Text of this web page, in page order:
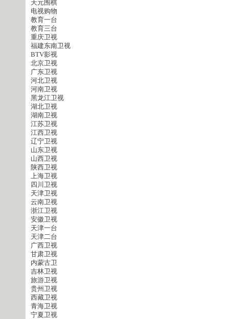
天元围棋
电视购物
教育一台
教育三台
重庆卫视
福建东南卫视
BTV影视
北京卫视
广东卫视
河北卫视
河南卫视
黑龙江卫视
湖北卫视
湖南卫视
江苏卫视
江西卫视
辽宁卫视
山东卫视
山西卫视
陕西卫视
上海卫视
四川卫视
天津卫视
云南卫视
浙江卫视
安徽卫视
天津一台
天津二台
广西卫视
甘肃卫视
内蒙古卫
吉林卫视
旅游卫视
贵州卫视
西藏卫视
青海卫视
宁夏卫视